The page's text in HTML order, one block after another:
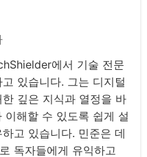
에서 기술 전문
있습니다. 그는 디지털
깊은 지식과 열정을 바
이해할 수 있도록 쉽게 설
고 있습니다. 민준은 데
독자들에게 유익하고